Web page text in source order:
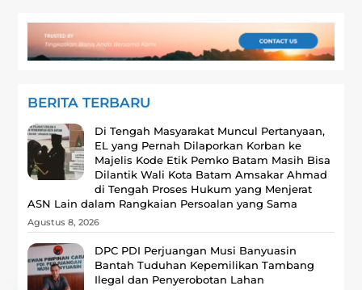
BERITA TERBARU
Di Tengah Masyarakat Muncul Pertanyaan,
EL yang Pernah Dilaporkan Korban ke
Majelis Kode Etik Pemko Batam Masih Bisa
Dilantik Wali Kota Batam Amsakar Ahmad
di Tengah Proses Hukum yang Menjerat
ASN Lain dalam Rangkaian Persoalan yang Sama
Agustus 8, 2026
DPC PDI Perjuangan Musi Banyuasin
Bantah Tuduhan Kepemilikan Tambang
Ilegal dan Penyerobotan Lahan